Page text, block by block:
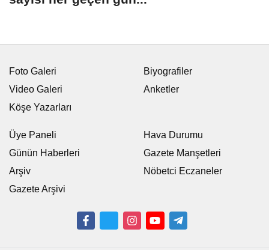
Foto Galeri
Video Galeri
Köşe Yazarları
Biyografiler
Anketler
Üye Paneli
Günün Haberleri
Arşiv
Gazete Arşivi
Hava Durumu
Gazete Manşetleri
Nöbetci Eczaneler